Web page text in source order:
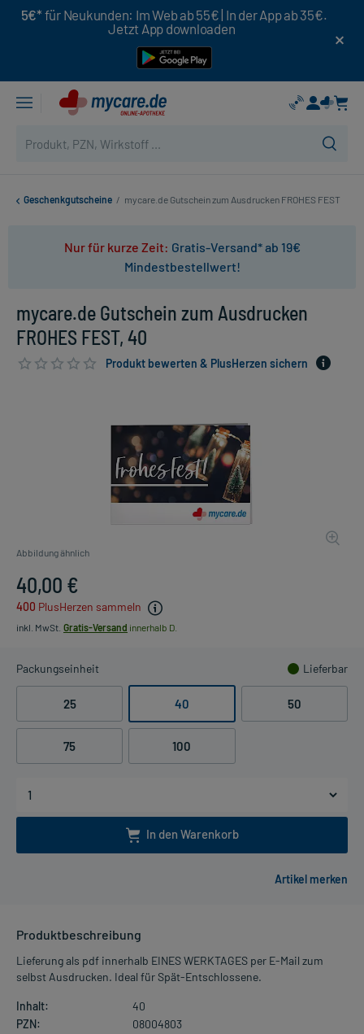
5€* für Neukunden: Im Web ab 55€ | In der App ab 35€.
Jetzt App downloaden
Geschenkgutscheine / mycare.de Gutschein zum Ausdrucken FROHES FEST
Nur für kurze Zeit: Gratis-Versand* ab 19€
Mindestbestellwert!
mycare.de Gutschein zum Ausdrucken
FROHES FEST, 40
Produkt bewerten & PlusHerzen sichern
Abbildung ähnlich
40,00 €
400 PlusHerzen sammeln
inkl. MwSt. Gratis-Versand innerhalb D.
Packungseinheit Lieferbar
25 40 50
75 100
In den Warenkorb
Produktbeschreibung
Lieferung als pdf innerhalb EINES WERKTAGES per E-Mail zum
selbst Ausdrucken. Ideal für Spät-Entschlossene.
Inhalt:
40
PZN:
08004803